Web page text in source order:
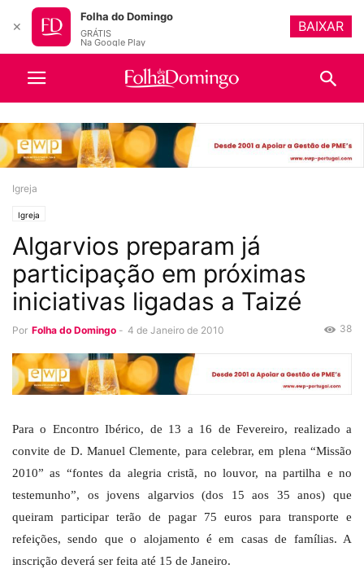
Igreja
Igreja
Algarvios preparam já
participação em próximas
iniciativas ligadas a Taizé
Por Folha do Domingo - 4 de Janeiro de 2010 38
Para o Encontro Ibérico, de 13 a 16 de Fevereiro, realizado a
convite de D. Manuel Clemente, para celebrar, em plena “Missão
2010” as “fontes da alegria cristã, no louvor, na partilha e no
testemunho”, os jovens algarvios (dos 15 aos 35 anos) que
queiram participar terão de pagar 75 euros para transporte e
refeições, sendo que o alojamento é em casas de famílias. A
inscrição deverá ser feita até 15 de Janeiro.
✕
Folha do Domingo
GRÁTIS
Na Google Play
BAIXAR